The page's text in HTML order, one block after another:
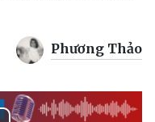
Phương Thảo